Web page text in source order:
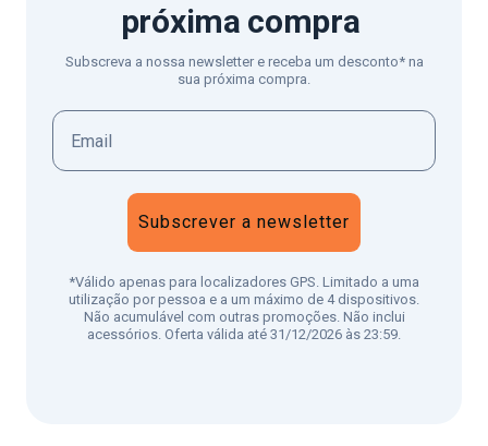
próxima compra
Subscreva a nossa newsletter e receba um desconto* na
sua próxima compra.
Subscrever a newsletter
*Válido apenas para localizadores GPS. Limitado a uma
utilização por pessoa e a um máximo de 4 dispositivos.
Não acumulável com outras promoções. Não inclui
acessórios. Oferta válida até 31/12/2026 às 23:59.